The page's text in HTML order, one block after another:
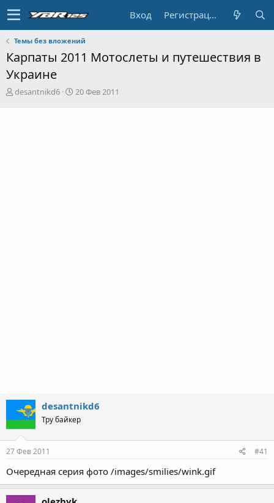
Вход Регистрация
Темы без вложений
Карпаты 2011 Мотослеты и путешествия в
Украине
А
desantnikd6
Д
20 Фев 2011
desantnikd6
Тру байкер
27 Фев 2011 #41
Очередная серия фото /images/smilies/wink.gif